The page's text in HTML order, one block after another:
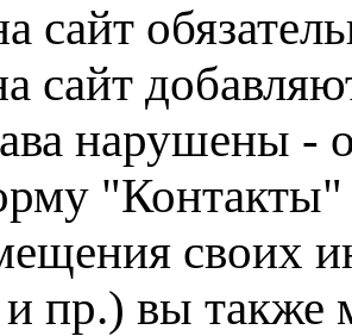
сайт
сайт
нарушены -
"Контакты"
своих
пр.) вы также